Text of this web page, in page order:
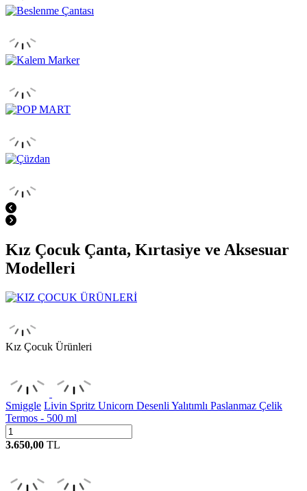
Kız Çocuk Çanta, Kırtasiye ve Aksesuar
Modelleri
Kız Çocuk Ürünleri
Smiggle Livin Spritz Unicorn Desenli Yalıtımlı Paslanmaz Çelik
Termos - 500 ml
3.650,00 TL